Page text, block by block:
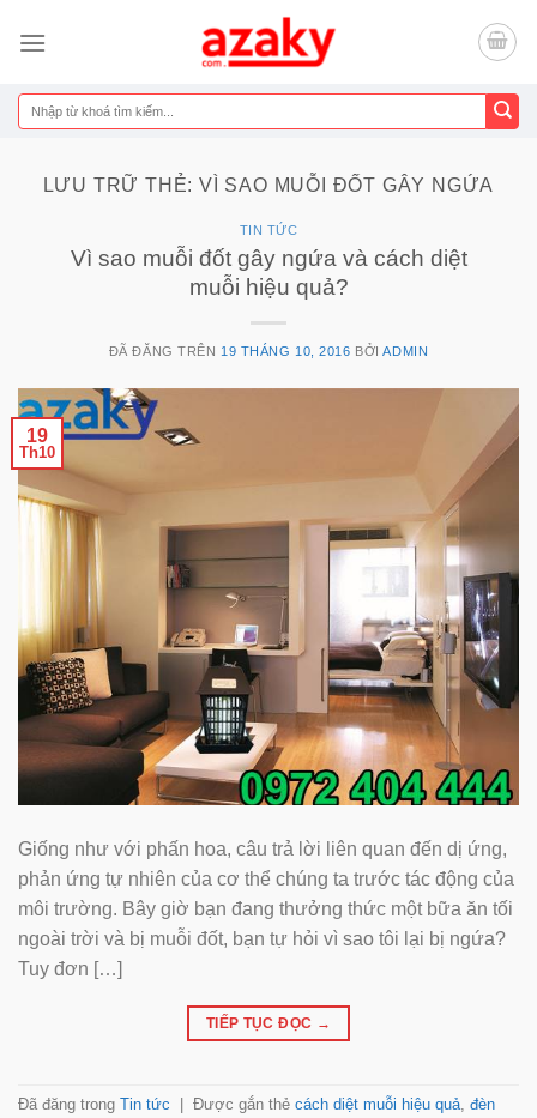
đến
dung
Tìm
kiếm:
LƯU TRỮ THẺ:VÌ SAO MUỖI ĐỐT GÂY NGỨA
TIN TỨC
Vì sao muỗi đốt gây ngứa và cách diệt
muỗi hiệu quả?
ĐÃ ĐĂNG TRÊN 19 THÁNG 10, 2016 BỞIADMIN
19
Th10
Giống như với phấn hoa, câu trả lời liên quan đến dị ứng,
phản ứng tự nhiên của cơ thể chúng ta trước tác động của
môi trường. Bây giờ bạn đang thưởng thức một bữa ăn tối
ngoài trời và bị muỗi đốt, bạn tự hỏi vì sao tôi lại bị ngứa?
Tuy đơn […]
TIẾP TỤC ĐỌC →
Đã đăng trong Tin tức Được gắn thẻ cách diệt muỗi hiệu quả, đèn